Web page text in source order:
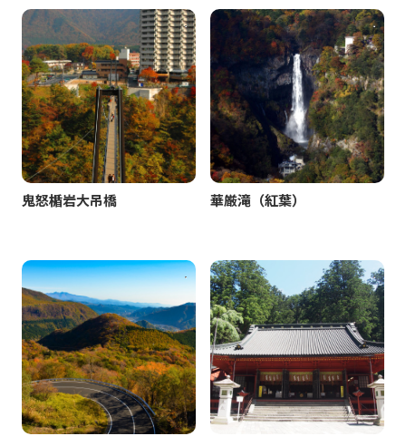
鬼怒楯岩大吊橋 華厳滝（紅葉）